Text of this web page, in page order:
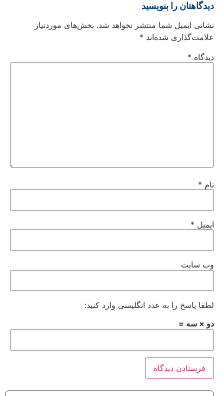
دیدگاهتان را بنویسید
نشانی ایمیل شما منتشر نخواهد شد. بخش‌های موردنیاز
علامت‌گذاری شده‌اند *
دیدگاه *
نام *
ایمیل *
وب‌ سایت
لطفا پاسخ را به عدد انگلیسی وارد کنید:
دو × سه =